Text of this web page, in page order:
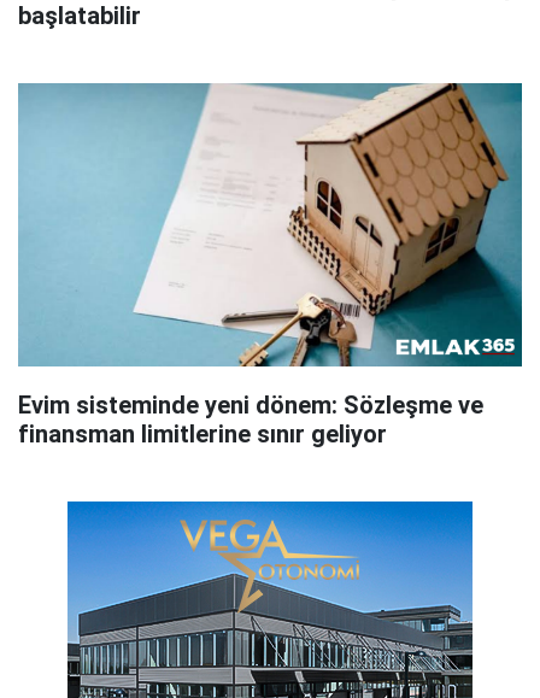
başlatabilir
Evim sisteminde yeni dönem: Sözleşme ve
finansman limitlerine sınır geliyor